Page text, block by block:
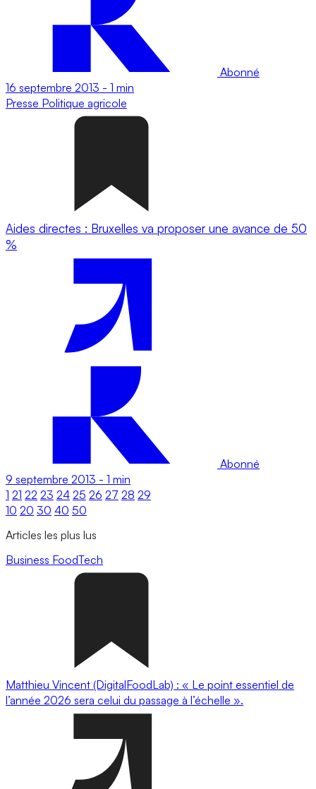
Abonné
16 septembre 2013 - 1 min
Presse Politique agricole
Aides directes : Bruxelles va proposer une avance de 50
%
Abonné
9 septembre 2013 - 1 min
1 21 22 23 24 25 26 27 28 29
10 20 30 40 50
Articles les plus lus
Business FoodTech
Matthieu Vincent (DigitalFoodLab) : « Le point essentiel de
l’année 2026 sera celui du passage à l’échelle ».